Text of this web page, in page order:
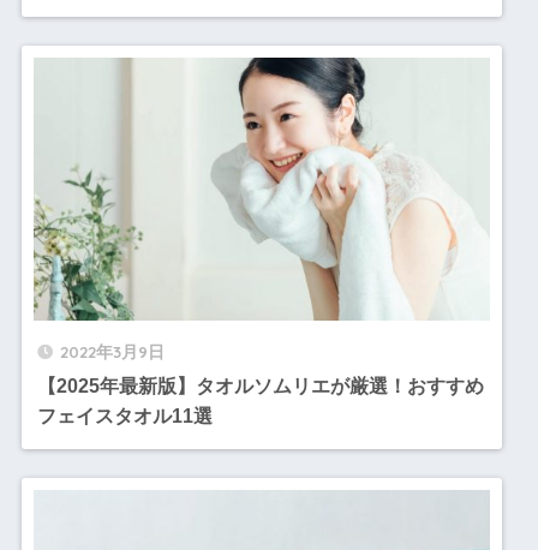
2022年3月9日
【2025年最新版】タオルソムリエが厳選！おすすめ
フェイスタオル11選